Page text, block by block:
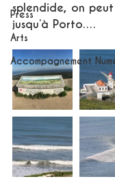
Press
Arts
Accompagnement
splendide, on
jusqu’à Porto….